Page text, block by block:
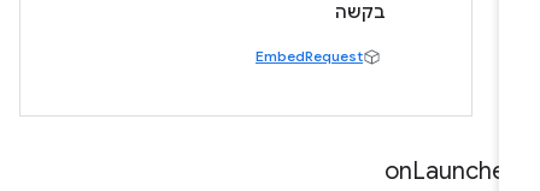
בקשה
EmbedRequest
on